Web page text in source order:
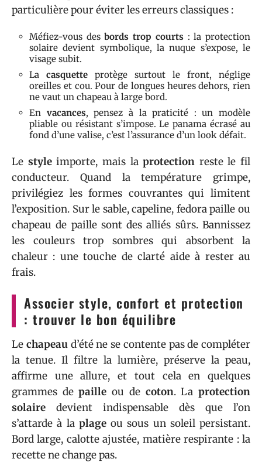
particulière pour éviter les erreurs classiques :
Méfiez-vous desbords trop courts: la protection
solaire devient symbolique, la nuque s’expose, le
visage subit.
La casquette protège surtout le front, néglige
oreilles et cou. Pour de longues heures dehors, rien
ne vaut un chapeau à large bord.
En vacances, pensez à la praticité : un modèle
pliable ou résistant s’impose. Le panama écrasé au
fond d’une valise, c’est l’assurance d’un look défait.
Le styleimporte, mais laprotection reste le fil
conducteur. Quand la température grimpe,
privilégiez les formes couvrantes qui limitent
l’exposition. Sur le sable, capeline, fedora paille ou
chapeau de paille sont des alliés sûrs. Bannissez
les couleurs trop sombres qui absorbent la
chaleur : une touche de clarté aide à rester au
frais.
Associer style, confort et protection
: trouver le bon équilibre
Le chapeaud’été ne se contente pas de compléter
la tenue. Il filtre la lumière, préserve la peau,
affirme une allure, et tout cela en quelques
grammes depaille ou de coton. Laprotection
solaire devient indispensable dès que l’on
s’attarde à la plageou sous un soleil persistant.
Bord large, calotte ajustée, matière respirante : la
recette ne change pas.